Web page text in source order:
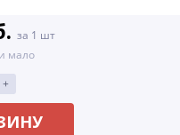
за 1 шт
мало
+